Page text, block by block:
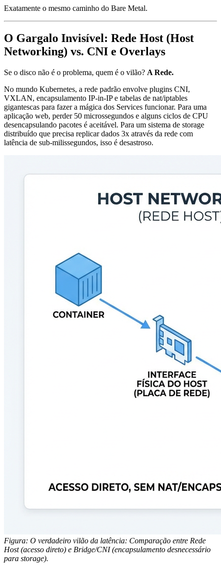
Exatamente o mesmo caminho do Bare Metal.
O Gargalo Invisível: Rede Host (Host
Networking) vs. CNI e Overlays
Se o disco não é o problema, quem é o vilão? A Rede.
No mundo Kubernetes, a rede padrão envolve plugins CNI,
VXLAN, encapsulamento IP-in-IP e tabelas de nat/iptables
gigantescas para fazer a mágica dos Services funcionar. Para uma
aplicação web, perder 50 microssegundos e alguns ciclos de CPU
desencapsulando pacotes é aceitável. Para um sistema de storage
distribuído que precisa replicar dados 3x através da rede com
latência de sub-milissegundos, isso é desastroso.
Figura: O verdadeiro vilão da latência: Comparação entre Rede
Host (acesso direto) e Bridge/CNI (encapsulamento desnecessário
para storage).